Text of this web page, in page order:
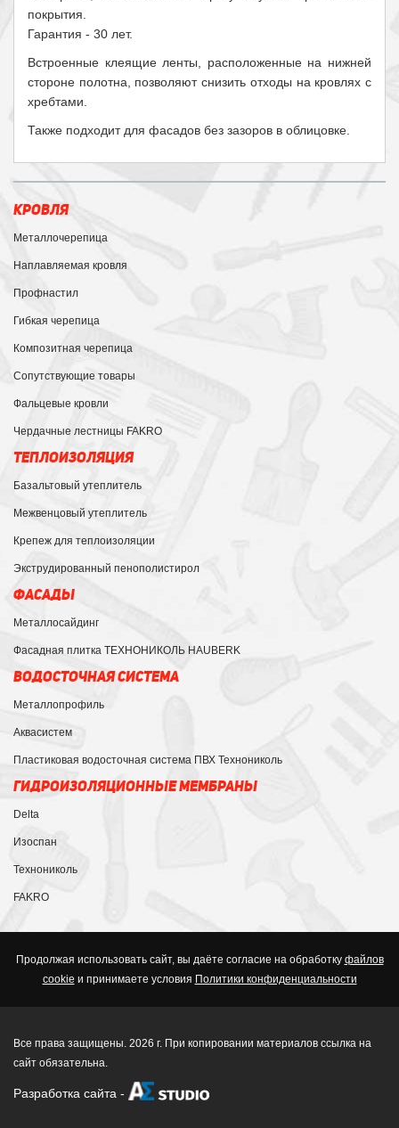
покрытия.
Гарантия - 30 лет.
Встроенные клеящие ленты, расположенные на нижней
стороне полотна, позволяют снизить отходы на кровлях с
хребтами.
Также подходит для фасадов без зазоров в облицовке.
КРОВЛЯ
Металлочерепица
Наплавляемая кровля
Профнастил
Гибкая черепица
Композитная черепица
Сопутствующие товары
Фальцевые кровли
Чердачные лестницы FAKRO
ТЕПЛОИЗОЛЯЦИЯ
Базальтовый утеплитель
Межвенцовый утеплитель
Крепеж для теплоизоляции
Экструдированный пенополистирол
ФАСАДЫ
Металлосайдинг
Фасадная плитка ТЕХНОНИКОЛЬ HAUBERK
ВОДОСТОЧНАЯ СИСТЕМА
Металлопрофиль
Аквасистем
Пластиковая водосточная система ПВХ Технониколь
ГИДРОИЗОЛЯЦИОННЫЕ МЕМБРАНЫ
Delta
Изоспан
Технониколь
FAKRO
Продолжая использовать сайт, вы даёте согласие на обработку файлов
cookie и принимаете условия Политики конфиденциальности
Все права защищены. 2026 г. При копировании материалов ссылка на
сайт обязательна.
Разработка сайта -